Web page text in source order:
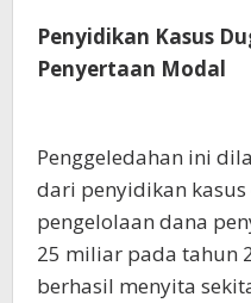
Penyidikan Kasus
Penyertaan Modal
Penggeledahan ini
dari penyidikan
pengelolaan dana
25 miliar pada tahun
berhasil menyita